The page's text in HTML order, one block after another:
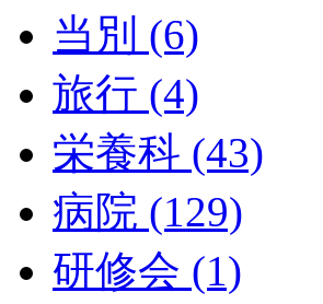
当別 (6)
旅行 (4)
栄養科 (43)
病院 (129)
研修会 (1)